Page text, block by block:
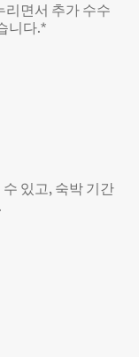
리면서 추가 수수
니다.*
있고, 숙박 기간